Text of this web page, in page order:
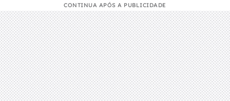
CONTINUA APÓS A PUBLICIDADE